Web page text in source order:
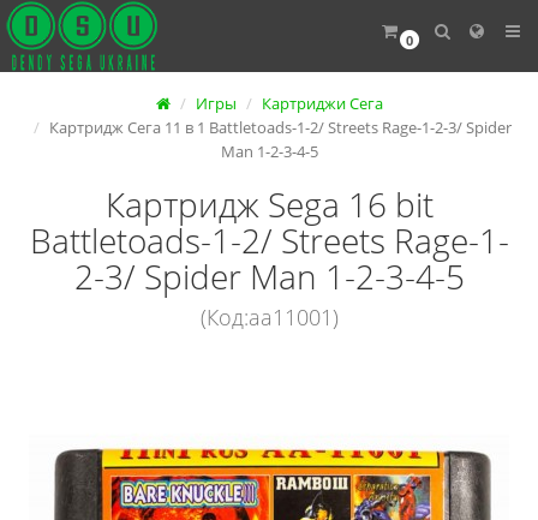
0
Игры
Картриджи Сега
Картридж Сега 11 в 1 Battletoads-1-2/ Streets Rage-1-2-3/ Spider
Man 1-2-3-4-5
Картридж Sega 16 bit
Battletoads-1-2/ Streets Rage-1-
2-3/ Spider Man 1-2-3-4-5
(Код:aa11001)